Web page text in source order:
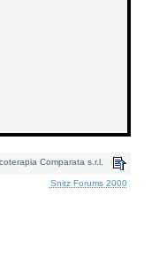
Comparata s.r.l.
Snitz Forums 2000